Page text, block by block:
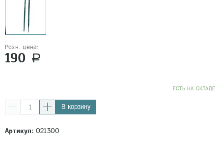
Розн. цена:
190 a
EСТЬ НА СКЛАДЕ
В корзину
Артикул:021300